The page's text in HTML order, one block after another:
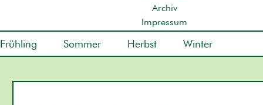
Archiv
Impressum
Frühling Sommer Herbst Winter